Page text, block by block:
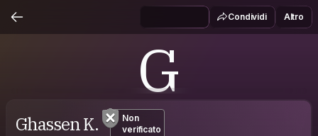
Condividi Altro
G
Ghassen K.
Non
verificato